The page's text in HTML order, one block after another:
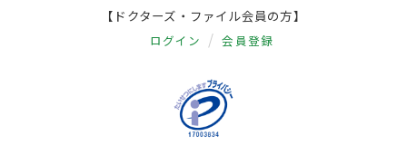
【ドクターズ・ファイル会員の方】
ログイン 会員登録